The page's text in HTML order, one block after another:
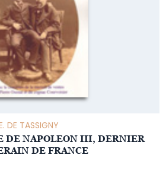
DE TASSIGNY
DE NAPOLEON III, DERNIER
DE FRANCE